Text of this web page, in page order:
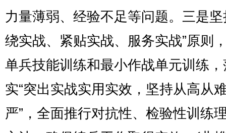
力量薄弱、经验不足等问题。三是坚
绕实战、紧贴实战、服务实战”原则
单兵技能训练和最小作战单元训练，
实“突出实战实用实效，坚持从高从
严”，全面推行对抗性、检验性训练